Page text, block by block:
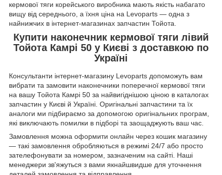
кермової тяги корейського виробника мають якість набагато
вищу від середнього, а їхня ціна на Levoparts — одна з
найнижчих в інтернет-магазинах запчастин Тойота.
Купити наконечник кермової тяги лівий
Тойота Камрі 50 у Києві з доставкою по
Україні
Консультанти інтернет-магазину Levoparts допоможуть вам
вибрати та замовити наконечники поперечної кермової тяги
на вашу Тойота Камрі 50 за найвигіднішою ціною в каталогах
запчастин у Києві й Україні. Оригінальні запчастини та їх
аналоги ми підбираємо за допомогою оригінальних програм,
які виключають помилки в підборі та заощаджують ваш час.
Замовлення можна оформити онлайн через кошик магазину
— такі замовлення обробляються в режимі 24/7 або просто
зателефонувати за номером, зазначеним на сайті. Наші
менеджери зв'яжуться з вами якнайшвидше для уточнення